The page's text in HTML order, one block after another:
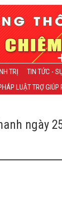
TRỊ TIN TỨC -
LUẬT TRỢ GIÚP
ngày